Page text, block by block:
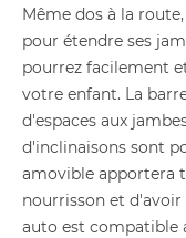
Même dos à la
pour étendre ses
pourrez facilement
votre enfant. La
d'espaces aux
d'inclinaisons sont
amovible apportera
nourrisson et
auto est compatible